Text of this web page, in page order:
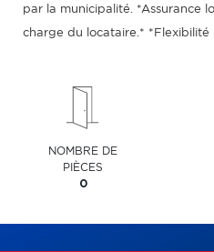
par la municipalité. *Assurance
charge du locataire.*
NOMBRE DE
PIÈCES
0